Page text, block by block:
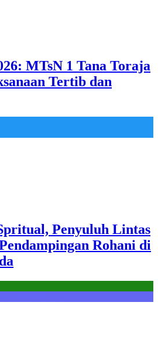
MTsN 1 Tana Toraja
Tertib dan
Penyuluh Lintas
Rohani di